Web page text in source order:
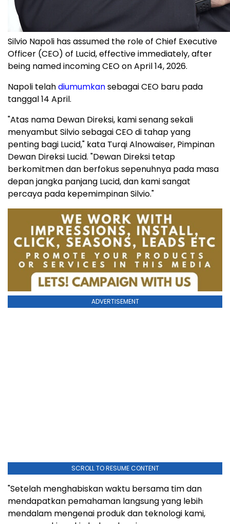
Silvio Napoli has assumed the role of Chief Executive
Officer (CEO) of Lucid, effective immediately, after
being named incoming CEO on April 14, 2026.
Napoli telahdiumumkansebagai CEO baru pada
tanggal 14 April.
"Atas nama Dewan Direksi, kami senang sekali
menyambut Silvio sebagai CEO di tahap yang
penting bagi Lucid," kata Turqi Alnowaiser, Pimpinan
Dewan Direksi Lucid. "Dewan Direksi tetap
berkomitmen dan berfokus sepenuhnya pada masa
depan jangka panjang Lucid, dan kami sangat
percaya pada kepemimpinan Silvio."
ADVERTISEMENT
SCROLL TO RESUME CONTENT
"Setelah menghabiskan waktu bersama tim dan
mendapatkan pemahaman langsung yang lebih
mendalam mengenai produk dan teknologi kami,